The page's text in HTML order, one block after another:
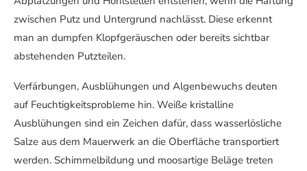
zwischen Putz und Untergrund nachlässt. Diese erkennt
man an dumpfen Klopfgeräuschen oder bereits sichtbar
abstehenden Putzteilen.
Verfärbungen, Ausblühungen und Algenbewuchs deuten
auf Feuchtigkeitsprobleme hin. Weiße kristalline
Ausblühungen sind ein Zeichen dafür, dass wasserlösliche
Salze aus dem Mauerwerk an die Oberfläche transportiert
werden. Schimmelbildung und moosartige Beläge treten